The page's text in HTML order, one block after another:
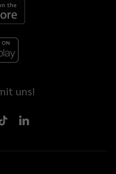
uns!